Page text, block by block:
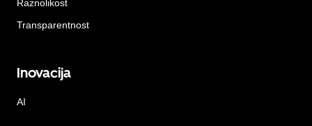
Raznolikost
Transparentnost
Inovacija
AI